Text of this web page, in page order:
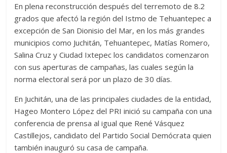
En plena reconstrucción después del terremoto de 8.2
grados que afectó la región del Istmo de Tehuantepec a
excepción de San Dionisio del Mar, en los más grandes
municipios como Juchitán, Tehuantepec, Matías Romero,
Salina Cruz y Ciudad Ixtepec los candidatos comenzaron
con sus aperturas de campañas, las cuales según la
norma electoral será por un plazo de 30 días.
En Juchitán, una de las principales ciudades de la entidad,
Hageo Montero López del PRI inició su campaña con una
conferencia de prensa al igual que René Vásquez
Castillejos, candidato del Partido Social Demócrata quien
también inauguró su casa de campaña.